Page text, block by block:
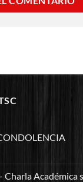
Charla Académica